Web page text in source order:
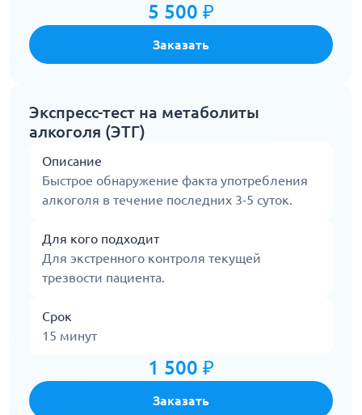
5 500 ₽
Заказать
Экспресс-тест на метаболиты
алкоголя (ЭТГ)
Описание
Быстрое обнаружение факта употребления
алкоголя в течение последних 3-5 суток.
Для кого подходит
Для экстренного контроля текущей
трезвости пациента.
Срок
15 минут
1 500 ₽
Заказать